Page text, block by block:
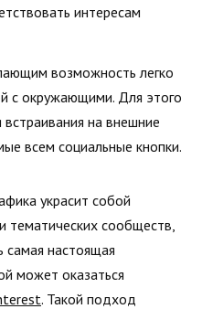
интересам
возможность легко
с окружающими. Для этого
на внешние
всем социальные кнопки.
украсит собой
тематических сообществ,
самая настоящая
может оказаться
. Такой подход